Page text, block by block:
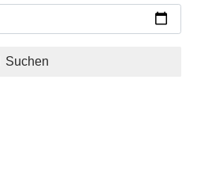
Suchen